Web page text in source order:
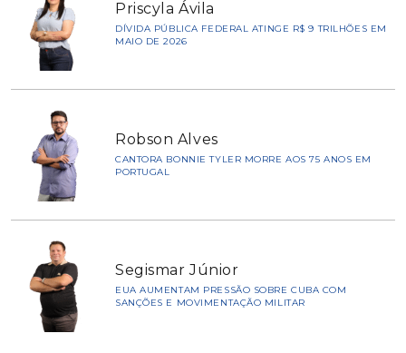
Priscyla Ávila
DÍVIDA PÚBLICA FEDERAL ATINGE R$ 9 TRILHÕES EM
MAIO DE 2026
Robson Alves
CANTORA BONNIE TYLER MORRE AOS 75 ANOS EM
PORTUGAL
Segismar Júnior
EUA AUMENTAM PRESSÃO SOBRE CUBA COM
SANÇÕES E MOVIMENTAÇÃO MILITAR